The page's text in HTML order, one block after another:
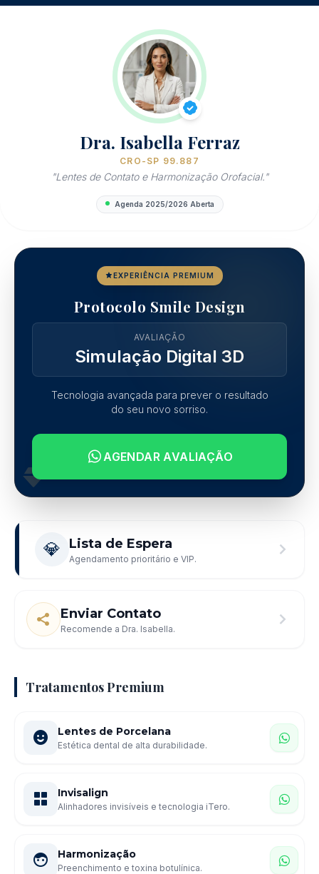
Dra. Isabella Ferraz
CRO-SP 99.887
"Lentes de Contato e Harmonização Orofacial."
Agenda 2025/2026 Aberta
EXPERIÊNCIA PREMIUM
Protocolo Smile Design
AVALIAÇÃO
Simulação Digital 3D
Tecnologia avançada para prever o resultado
do seu novo sorriso.
AGENDAR AVALIAÇÃO
💎 Lista de Espera
Agendamento prioritário e VIP.
Enviar Contato
Recomende a Dra. Isabella.
Tratamentos Premium
Lentes de Porcelana
Estética dental de alta durabilidade.
Invisalign
Alinhadores invisíveis e tecnologia iTero.
Harmonização
Preenchimento e toxina botulínica.